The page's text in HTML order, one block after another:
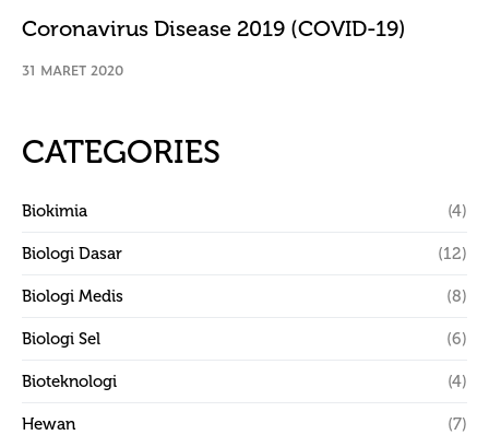
Coronavirus Disease 2019 (COVID-19)
31 MARET 2020
CATEGORIES
Biokimia (4)
Biologi Dasar (12)
Biologi Medis (8)
Biologi Sel (6)
Bioteknologi (4)
Hewan (7)